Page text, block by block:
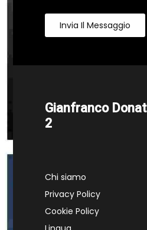
Invia Il Messaggio
Gianfranco
2
Chi siamo
Privacy Policy
Cookie Policy